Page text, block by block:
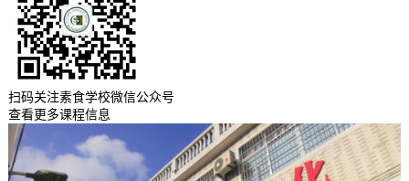
扫码关注素食学校微信公众号
查看更多课程信息